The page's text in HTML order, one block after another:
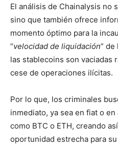
El análisis de Chainalysis no
sino que también ofrece
momento óptimo para la
“velocidad de liquidación”
las stablecoins son vaciadas
cese de operaciones ilícitas.
Por lo que, los criminales
inmediato, ya sea en fiat o
como BTC o ETH, creando
oportunidad estrecha para